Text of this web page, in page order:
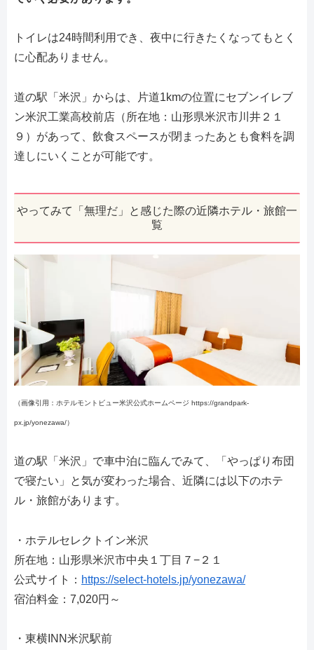
トイレは24時間利用でき、夜中に行きたくなってもとく
に心配ありません。
道の駅「米沢」からは、片道1kmの位置にセブンイレブ
ン米沢工業高校前店（所在地：山形県米沢市川井２１
９）があって、飲食スペースが閉まったあとも食料を調
達しにいくことが可能です。
やってみて「無理だ」と感じた際の近隣ホテル・旅館一
覧
（画像引用：ホテルモントビュー米沢公式ホームページ https://grandpark-
px.jp/yonezawa/）
道の駅「米沢」で車中泊に臨んでみて、「やっぱり布団
で寝たい」と気が変わった場合、近隣には以下のホテ
ル・旅館があります。
・ホテルセレクトイン米沢
所在地：山形県米沢市中央１丁目７−２１
公式サイト： https://select-hotels.jp/yonezawa/
宿泊料金：7,020円～
・東横INN米沢駅前